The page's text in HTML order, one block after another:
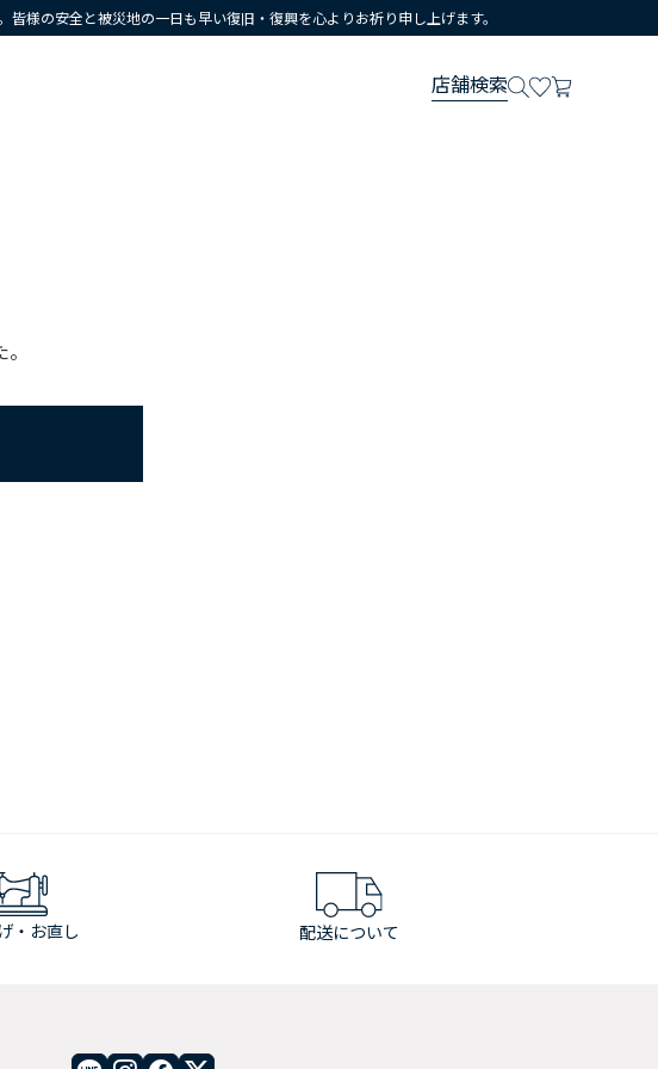
様の安全と被災地の一日も早い復旧・復興を心よりお祈り申し上げます。
店舗検索
・お直し 配送について